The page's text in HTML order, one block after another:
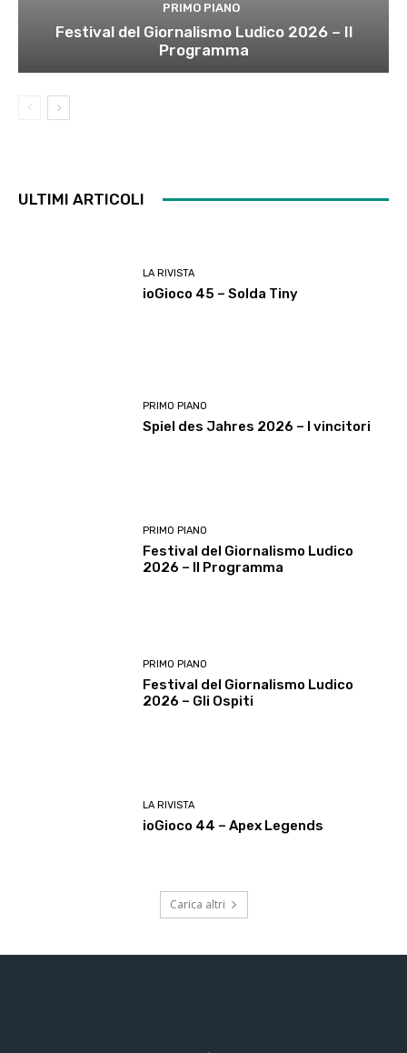
PRIMO PIANO
Festival del Giornalismo Ludico 2026 – Il
Programma
ULTIMI ARTICOLI
LA RIVISTA
ioGioco 45 – Solda Tiny
PRIMO PIANO
Spiel des Jahres 2026 – I vincitori
PRIMO PIANO
Festival del Giornalismo Ludico
2026 – Il Programma
PRIMO PIANO
Festival del Giornalismo Ludico
2026 – Gli Ospiti
LA RIVISTA
ioGioco 44 – Apex Legends
Carica altri